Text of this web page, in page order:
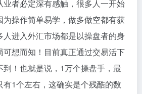
者必定深有感触，很多人一开始
操作简单易学，做多做空都有获
进入外汇市场都是以操盘者的身
想而知！目前真正通过交易活下
！也就是说，1万个操盘手，最
1个左右，这确实是个残酷的数